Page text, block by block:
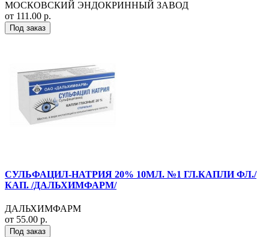
МОСКОВСКИЙ ЭНДОКРИННЫЙ ЗАВОД
от 111.00 р.
Под заказ
СУЛЬФАЦИЛ-НАТРИЯ 20% 10МЛ. №1 ГЛ.КАПЛИ ФЛ./
КАП. /ДАЛЬХИМФАРМ/
ДАЛЬХИМФАРМ
от 55.00 р.
Под заказ